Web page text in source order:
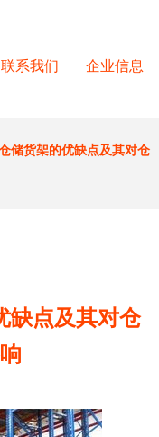
联系我们 企业信息
储货架的优缺点及其对仓
缺点及其对仓